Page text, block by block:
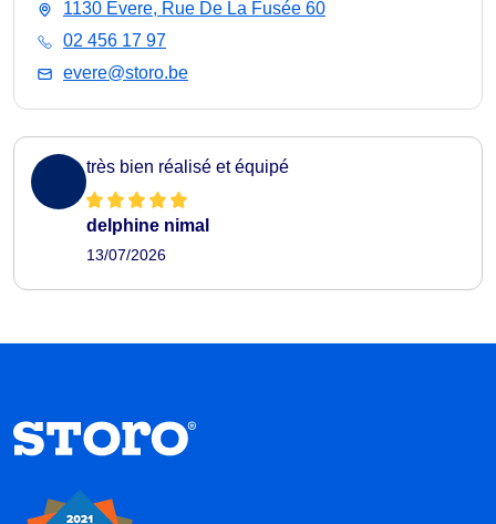
1130 Evere, Rue De La Fusée 60
02 456 17 97
evere@storo.be
très bien réalisé et équipé
delphine nimal
13/07/2026